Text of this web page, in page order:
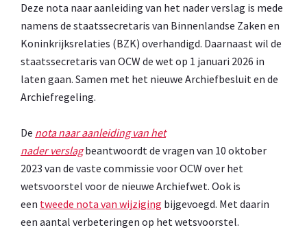
Deze nota naar aanleiding van het nader verslag is mede
namens de staatssecretaris van Binnenlandse Zaken en
Koninkrijksrelaties (BZK) overhandigd. Daarnaast wil de
staatssecretaris van OCW de wet op 1 januari 2026 in
laten gaan. Samen met het nieuwe Archiefbesluit en de
Archiefregeling.
De nota naar aanleiding van het
nader verslagbeantwoordt de vragen van 10 oktober
2023 van de vaste commissie voor OCW over het
wetsvoorstel voor de nieuwe Archiefwet. Ook is
een tweede nota van wijziging bijgevoegd. Met daarin
een aantal verbeteringen op het wetsvoorstel.